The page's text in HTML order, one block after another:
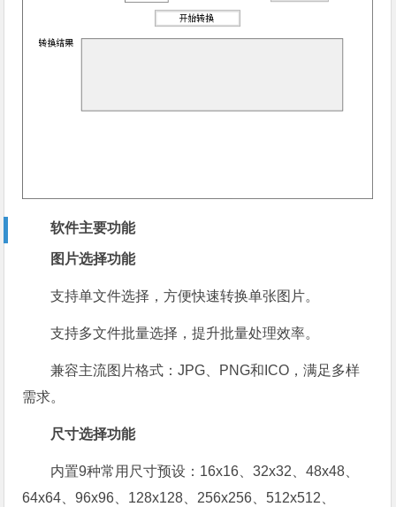
软件主要功能
图片选择功能
支持单文件选择，方便快速转换单张图片。
支持多文件批量选择，提升批量处理效率。
兼容主流图片格式：JPG、PNG和ICO，满足多样
需求。
尺寸选择功能
内置9种常用尺寸预设：16x16、32x32、48x48、
64x64、96x96、128x128、256x256、512x512、